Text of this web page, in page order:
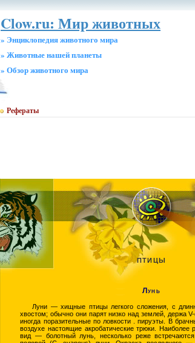
Clow.ru: Мир животных
» Энциклопедия животного мира
» Животные нашей планеты
» Обзор животного мира
Рефераты
ПТИЦЫ
Лунь
Луни — хищные птицы легкого сложения, с
хвостом; обычно они парят низко над землей, держа
иногда поразительные по ловкости . пируэты. В
воздухе настоящие акробатические трюки. Наиболее
вид — болотный лунь, несколько реже